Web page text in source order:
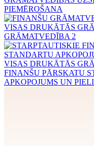
PIEMĒROŠANA
VISAS DRUKĀTĀS
GRĀMATVEDĪBA 2
VISAS DRUKĀTĀS
FINANŠU PĀRSKATU
APKOPOJUMS UN